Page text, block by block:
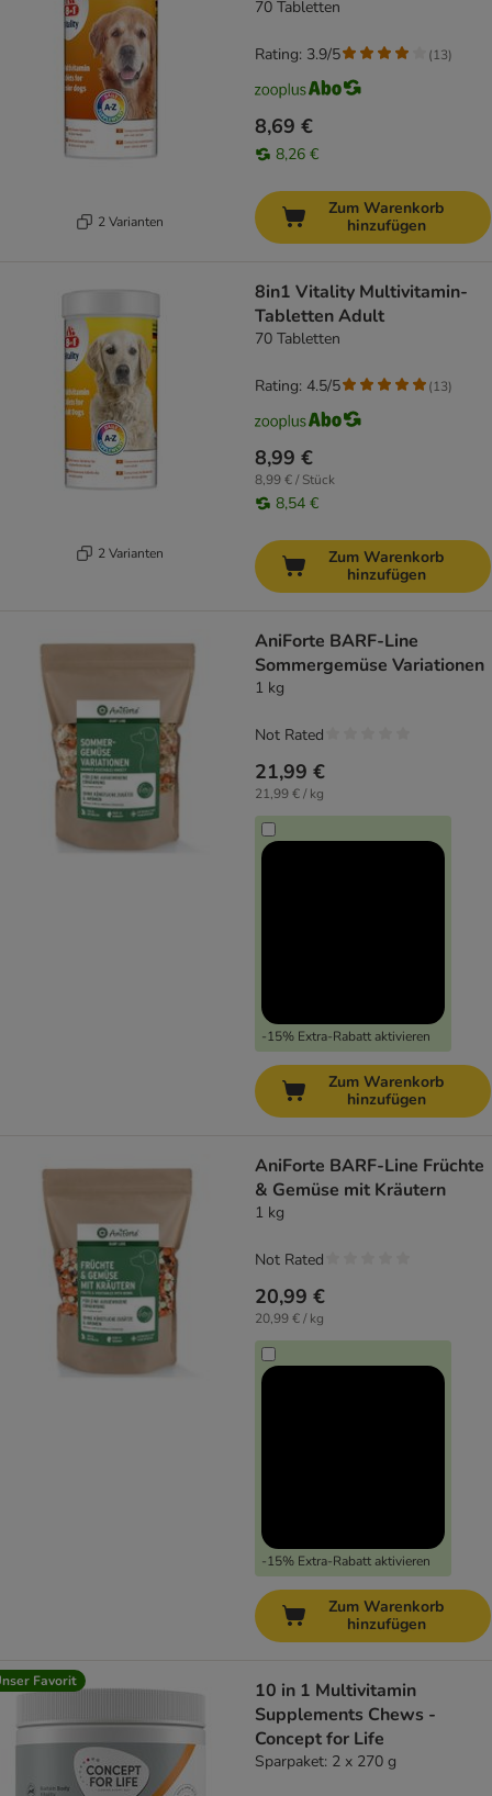
2 Varianten
70 Tabletten
8,69 €
8,26 €
Rating: 3.9/5 (13)
Zum Warenkorb
hinzufügen
2 Varianten
8in1 Vitality Multivitamin-
Tabletten Adult
70 Tabletten
8,99 €
8,99 € / Stück
8,54 €
Rating: 4.5/5 (13)
Zum Warenkorb
hinzufügen
AniForte BARF-Line
Sommergemüse Variationen
1 kg
21,99 €
21,99 € / kg
-15% Extra-Rabatt aktivieren
Not Rated
Zum Warenkorb
hinzufügen
AniForte BARF-Line Früchte
& Gemüse mit Kräutern
1 kg
20,99 €
20,99 € / kg
-15% Extra-Rabatt aktivieren
Not Rated
Zum Warenkorb
hinzufügen
Favorit
10 in 1 Multivitamin
Supplements Chews -
Concept for Life
Sparpaket: 2 x 270 g